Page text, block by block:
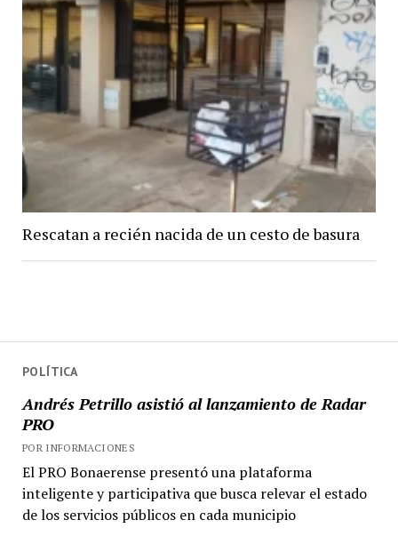
POLÍTICA
Andrés Petrillo asistió al lanzamiento de Radar
PRO
POR INFORMACIONES
El PRO Bonaerense presentó una plataforma
inteligente y participativa que busca relevar el estado
de los servicios públicos en cada municipio
Rescatan a recién nacida de un cesto de basura